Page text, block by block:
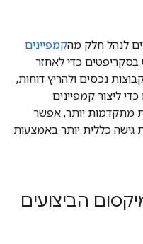
קמפיינים
כדי לאחזר
נכסים ולהריץ דוחות,
ליצור קמפיינים
מתקדמות יותר, אפשר
גישה כללית יותר באמצעות
הביצועים